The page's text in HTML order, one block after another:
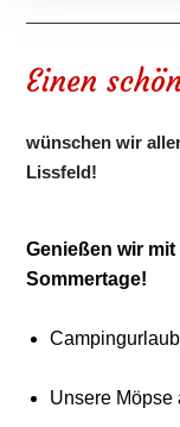
Einen
wünschen wir
Lissfeld!
Genießen wir
Sommertage!
Unsere Möpse